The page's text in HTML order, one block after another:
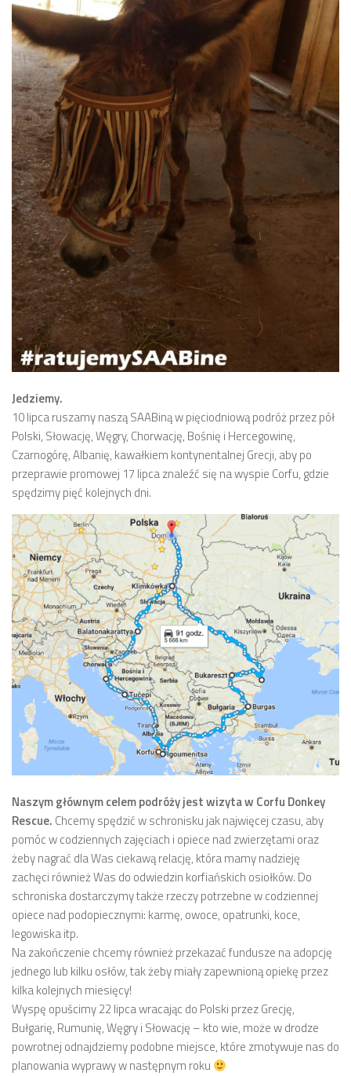
Jedziemy.
10 lipca ruszamy naszą SAABiną w pięciodniową podróż przez pół
Polski, Słowację, Węgry, Chorwację, Bośnię i Hercegowinę,
Czarnogórę, Albanię, kawałkiem kontynentalnej Grecji, aby po
przeprawie promowej 17 lipca znaleźć się na wyspie Corfu, gdzie
spędzimy pięć kolejnych dni.
Naszym głównym celem podróży jest wizyta w Corfu Donkey
Rescue. Chcemy spędzić w schronisku jak najwięcej czasu, aby
pomóc w codziennych zajęciach i opiece nad zwierzętami oraz
żeby nagrać dla Was ciekawą relację, która mamy nadzieję
zachęci również Was do odwiedzin korfiańskich osiołków. Do
schroniska dostarczymy także rzeczy potrzebne w codziennej
opiece nad podopiecznymi: karmę, owoce, opatrunki, koce,
legowiska itp.
Na zakończenie chcemy również przekazać fundusze na adopcję
jednego lub kilku osłów, tak żeby miały zapewnioną opiekę przez
kilka kolejnych miesięcy!
Wyspę opuścimy 22 lipca wracając do Polski przez Grecję,
Bułgarię, Rumunię, Węgry i Słowację – kto wie, może w drodze
powrotnej odnajdziemy podobne miejsce, które zmotywuje nas do
planowania wyprawy w następnym roku